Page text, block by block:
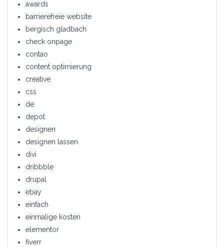
awards
barrierefreie website
bergisch gladbach
check onpage
contao
content optimierung
creative
css
de
depot
designen
designen lassen
divi
dribbble
drupal
ebay
einfach
einmalige kosten
elementor
fiverr